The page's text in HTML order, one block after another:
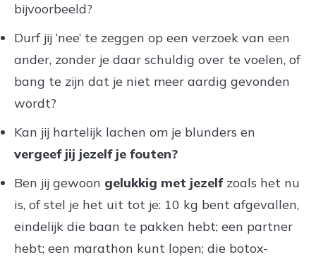
bijvoorbeeld?
Durf jij ‘nee’ te zeggen op een verzoek van een
ander, zonder je daar schuldig over te voelen, of
bang te zijn dat je niet meer aardig gevonden
wordt?
Kan jij hartelijk lachen om je blunders en
vergeef jij jezelf je fouten?
Ben jij gewoon gelukkig met jezelfzoals het nu
is, of stel je het uit tot je: 10 kg bent afgevallen,
eindelijk die baan te pakken hebt; een partner
hebt; een marathon kunt lopen; die botox-